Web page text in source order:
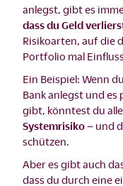
anlegst, gibt es
dass du Geld
Risikoarten, auf die
Portfolio mal
Ein Beispiel: Wenn
Bank anlegst und
gibt, könntest du
Systemrisiko – und
schützen.
Aber es gibt auch
dass du durch eine